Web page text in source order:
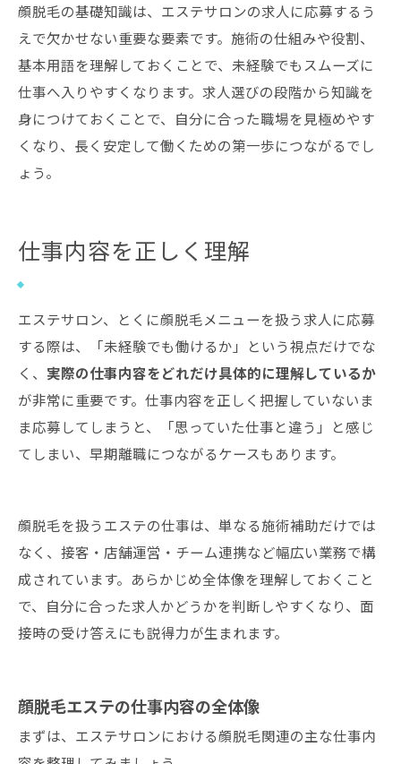
顔脱毛の基礎知識は、エステサロンの求人に応募するう
えで欠かせない重要な要素です。施術の仕組みや役割、
基本用語を理解しておくことで、未経験でもスムーズに
仕事へ入りやすくなります。求人選びの段階から知識を
身につけておくことで、自分に合った職場を見極めやす
くなり、長く安定して働くための第一歩につながるでし
ょう。
仕事内容を正しく理解
エステサロン、とくに顔脱毛メニューを扱う求人に応募
する際は、「未経験でも働けるか」という視点だけでな
く、 実際の仕事内容をどれだけ具体的に理解しているか
が非常に重要です。仕事内容を正しく把握していないま
ま応募してしまうと、「思っていた仕事と違う」と感じ
てしまい、早期離職につながるケースもあります。
顔脱毛を扱うエステの仕事は、単なる施術補助だけでは
なく、接客・店舗運営・チーム連携など幅広い業務で構
成されています。あらかじめ全体像を理解しておくこと
で、自分に合った求人かどうかを判断しやすくなり、面
接時の受け答えにも説得力が生まれます。
顔脱毛エステの仕事内容の全体像
まずは、エステサロンにおける顔脱毛関連の主な仕事内